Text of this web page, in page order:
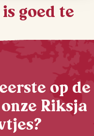
goed te
op de
Riksja